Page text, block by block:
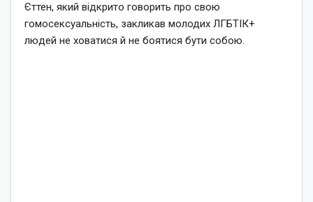
Єттен, який відкрито говорить про свою
гомосексуальність, закликав молодих ЛГБТІК+
людей не ховатися й не боятися бути собою.